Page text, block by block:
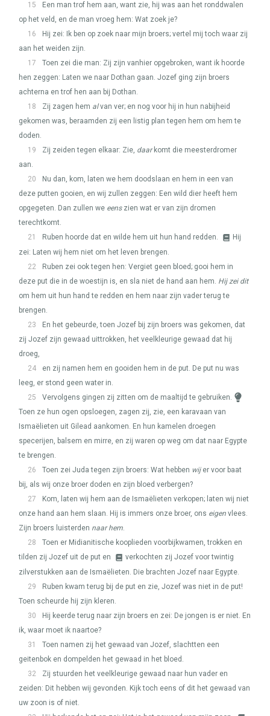
15
Een man trof hem aan, want zie, hij was aan het ronddwalen
op het veld, en de man vroeg hem: Wat zoek je?
16
Hij zei: Ik ben op zoek naar mijn broers; vertel mij toch waar zij
aan het weiden zijn.
17
Toen zei die man: Zij zijn vanhier opgebroken, want ik hoorde
hen zeggen: Laten we naar Dothan gaan. Jozef ging zijn broers
achterna en trof hen aan bij Dothan.
18
Zij zagen hem alvan ver; en nog voor hij in hun nabijheid
gekomen was, beraamden zij een listig plan tegen hem om hem te
doden.
19
Zij zeiden tegen elkaar: Zie, daarkomt die meesterdromer
aan.
20
Nu dan, kom, laten we hem doodslaan en hem in een van
deze putten gooien, en wij zullen zeggen: Een wild dier heeft hem
opgegeten. Dan zullen we eenszien wat er van zijn dromen
terechtkomt.
21
Ruben hoorde dat en wilde hem uit hun hand redden.
Hij
zei: Laten wij hem niet om het leven brengen.
22
Ruben zei ook tegen hen: Vergiet geen bloed; gooi hem in
deze put die in de woestijn is, en sla niet de hand aan hem. Hij zei dit
om hem uit hun hand te redden en hem naar zijn vader terug te
brengen.
23
En het gebeurde, toen Jozef bij zijn broers was gekomen, dat
zij Jozef zijn gewaad uittrokken, het veelkleurige gewaad dat hij
droeg,
24
en zij namen hem en gooiden hem in de put. De put nu was
leeg, er stond geen water in.
25
Vervolgens gingen zij zitten om de maaltijd te gebruiken.
Toen ze hun ogen opsloegen, zagen zij, zie, een karavaan van
Ismaëlieten uit Gilead aankomen. En hun kamelen droegen
specerijen, balsem en mirre, en zij waren op weg om dat naar Egypte
te brengen.
26
Toen zei Juda tegen zijn broers: Wat hebben wijer voor baat
bij, als wij onze broer doden en zijn bloed verbergen?
27
Kom, laten wij hem aan de Ismaëlieten verkopen; laten wij niet
onze hand aan hem slaan. Hij is immers onze broer, ons eigen vlees.
Zijn broers luisterden naar hem.
28
Toen er Midianitische kooplieden voorbijkwamen, trokken en
tilden zij Jozef uit de put en
verkochten zij Jozef voor twintig
zilverstukken aan de Ismaëlieten. Die brachten Jozef naar Egypte.
29
Ruben kwam terug bij de put en zie, Jozef was niet in de put!
Toen scheurde hij zijn kleren.
30
Hij keerde terug naar zijn broers en zei: De jongen is er niet. En
ik, waar moet ik naartoe?
31
Toen namen zij het gewaad van Jozef, slachtten een
geitenbok en dompelden het gewaad in het bloed.
32
Zij stuurden het veelkleurige gewaad naar hun vader en
zeiden: Dit hebben wij gevonden. Kijk toch eens of dit het gewaad van
uw zoon is of niet.